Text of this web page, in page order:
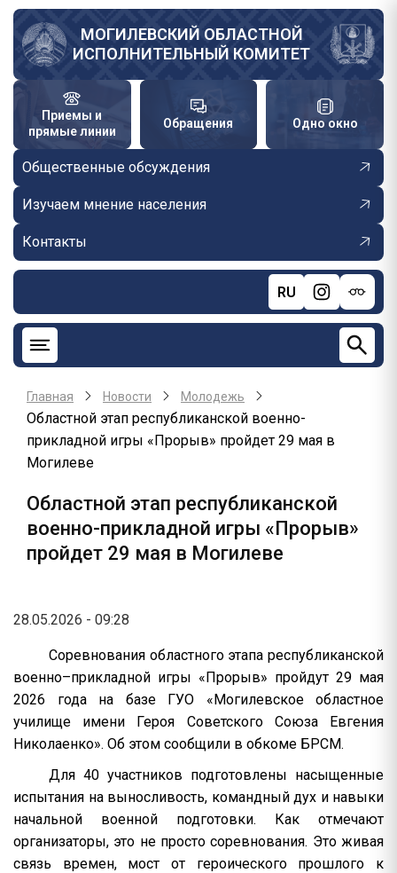
Перейти
основному
содержанию
МОГИЛЕВСКИЙ ОБЛАСТНОЙ
ИСПОЛНИТЕЛЬНЫЙ КОМИТЕТ
Приемы и
прямые линии
Обращения Одно окно
Общественные обсуждения
Изучаем мнение населения
Контакты
RU
Главная Новости Молодежь
Областной этап республиканской военно-
прикладной игры «Прорыв» пройдет 29 мая в
Могилеве
Областной этап республиканской
военно-прикладной игры «Прорыв»
пройдет 29 мая в Могилеве
28.05.2026 - 09:28
Соревнования областного этапа республиканской
военно–прикладной игры «Прорыв» пройдут 29 мая
2026 года на базе ГУО «Могилевское областное
училище имени Героя Советского Союза Евгения
Николаенко». Об этом сообщили в обкоме БРСМ.
Для 40 участников подготовлены насыщенные
испытания на выносливость, командный дух и навыки
начальной военной подготовки. Как отмечают
организаторы, это не просто соревнования. Это живая
связь времен, мост от героического прошлого к